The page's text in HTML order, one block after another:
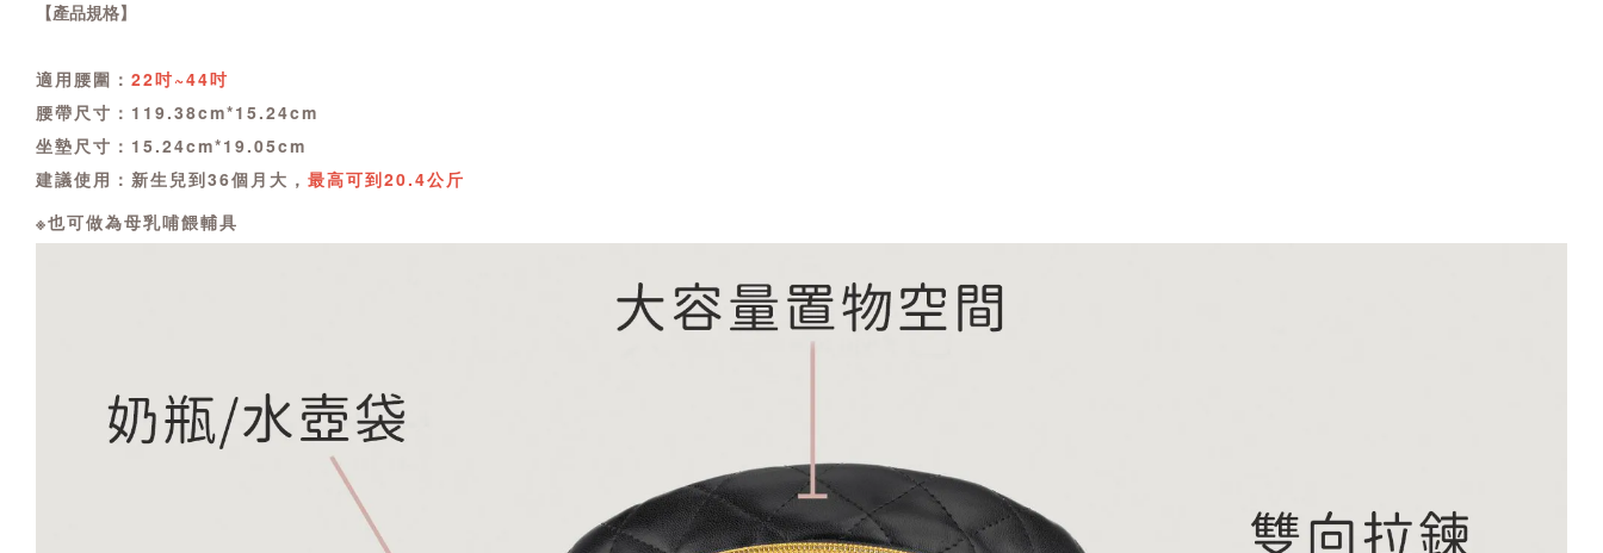
【產品規格】
適用腰圍： 22吋~44吋
腰帶尺寸：119.38cm*15.24cm
坐墊尺寸：15.24cm*19.05cm
建議使用：新生兒到36個月大， 最高可到20.4公斤
※也可做為母乳哺餵輔具